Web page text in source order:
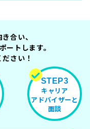
合い、
ートします。
さい！
STEP3
キャリア
アドバイザーと
面談